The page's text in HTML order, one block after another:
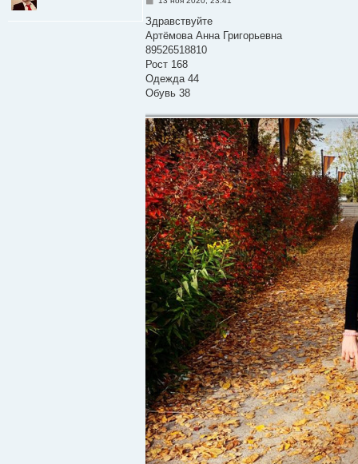
о
б
щ
е
и
е
Здравствуйте
Артёмова Анна Григорьевна
89526518810
Рост 168
Одежда 44
Обувь 38